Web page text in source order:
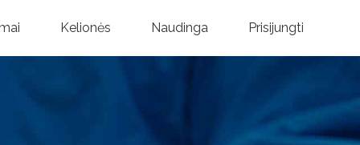
Kelionės Naudinga Prisijungti